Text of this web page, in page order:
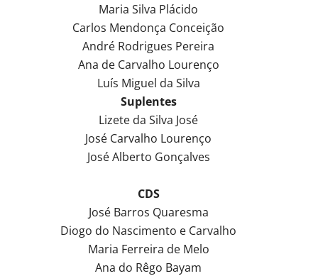
Maria Silva Plácido
Carlos Mendonça Conceição
André Rodrigues Pereira
Ana de Carvalho Lourenço
Luís Miguel da Silva
Suplentes
Lizete da Silva José
José Carvalho Lourenço
José Alberto Gonçalves
CDS
José Barros Quaresma
Diogo do Nascimento e Carvalho
Maria Ferreira de Melo
Ana do Rêgo Bayam